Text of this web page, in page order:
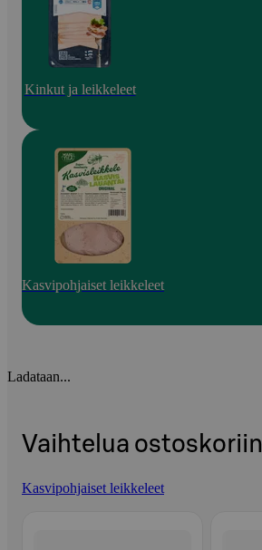
Kinkut ja leikkeleet
Kasvipohjaiset leikkeleet
Ladataan...
Vaihtelua ostoskoriin
Kasvipohjaiset leikkeleet